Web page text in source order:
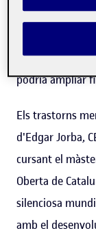
Per afrontar
salut, aquest
500.000 euros
podria ampliar
Els trastorns
d'Edgar Jorba,
cursant el
Oberta de
silenciosa
amb el